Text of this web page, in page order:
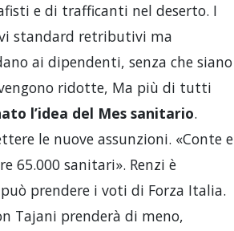
e di trafficanti nel deserto. I
standard retributivi ma
ai dipendenti, senza che siano
ridotte, Ma più di tutti
l’idea del Mes sanitario.
le nuove assunzioni. «Conte e
65.000 sanitari». Renzi è
prendere i voti di Forza Italia.
Tajani prenderà di meno,